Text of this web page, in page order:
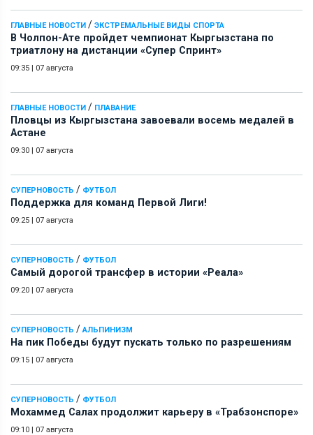
ГЛАВНЫЕ НОВОСТИ / ЭКСТРЕМАЛЬНЫЕ ВИДЫ СПОРТА
В Чолпон-Ате пройдет чемпионат Кыргызстана по
триатлону на дистанции «Супер Спринт»
09:35 | 07 августа
ГЛАВНЫЕ НОВОСТИ / ПЛАВАНИЕ
Пловцы из Кыргызстана завоевали восемь медалей в
Астане
09:30 | 07 августа
СУПЕРНОВОСТЬ / ФУТБОЛ
Поддержка для команд Первой Лиги!
09:25 | 07 августа
СУПЕРНОВОСТЬ / ФУТБОЛ
Самый дорогой трансфер в истории «Реала»
09:20 | 07 августа
СУПЕРНОВОСТЬ / АЛЬПИНИЗМ
На пик Победы будут пускать только по разрешениям
09:15 | 07 августа
СУПЕРНОВОСТЬ / ФУТБОЛ
Мохаммед Салах продолжит карьеру в «Трабзонспоре»
09:10 | 07 августа